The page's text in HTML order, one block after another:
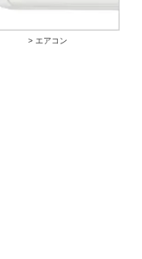
> エアコン